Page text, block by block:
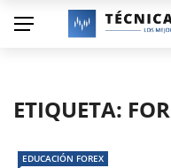
ETIQUETA:
EDUCACIÓN FOREX